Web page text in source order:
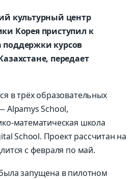
культурный центр
Корея приступил к
поддержки курсов
передает
в трёх образовательных
Alpamys School,
математическая школа
School. Проект рассчитан на
с февраля по май.
запущена в пилотном